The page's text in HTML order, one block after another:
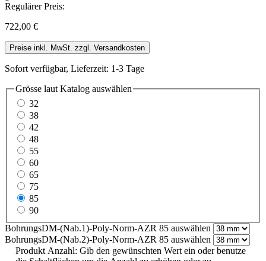
Regulärer Preis:
722,00 €
Preise inkl. MwSt. zzgl. Versandkosten
Sofort verfügbar, Lieferzeit: 1-3 Tage
Grösse laut Katalog auswählen
32
38
42
48
55
60
65
75
85
90
BohrungsDM-(Nab.1)-Poly-Norm-AZR 85 auswählen
BohrungsDM-(Nab.2)-Poly-Norm-AZR 85 auswählen
Produkt Anzahl: Gib den gewünschten Wert ein oder benutze